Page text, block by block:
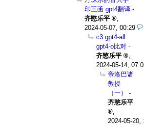
印三函 gpt4翻译 -
齐愍乐平
2024-05-07, 00:29
c3 gpt4-all
gpt4-o比对 -
齐愍乐平
2024-05-14,
帝洛巴诸
教授
（一）
-
齐愍乐平
2024-05-20,